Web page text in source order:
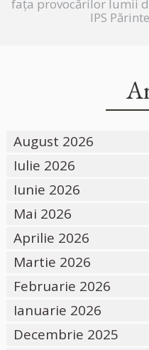
fața provocărilor lumii
IPS
August 2026
Iulie 2026
Iunie 2026
Mai 2026
Aprilie 2026
Martie 2026
Februarie 2026
Ianuarie 2026
Decembrie 2025